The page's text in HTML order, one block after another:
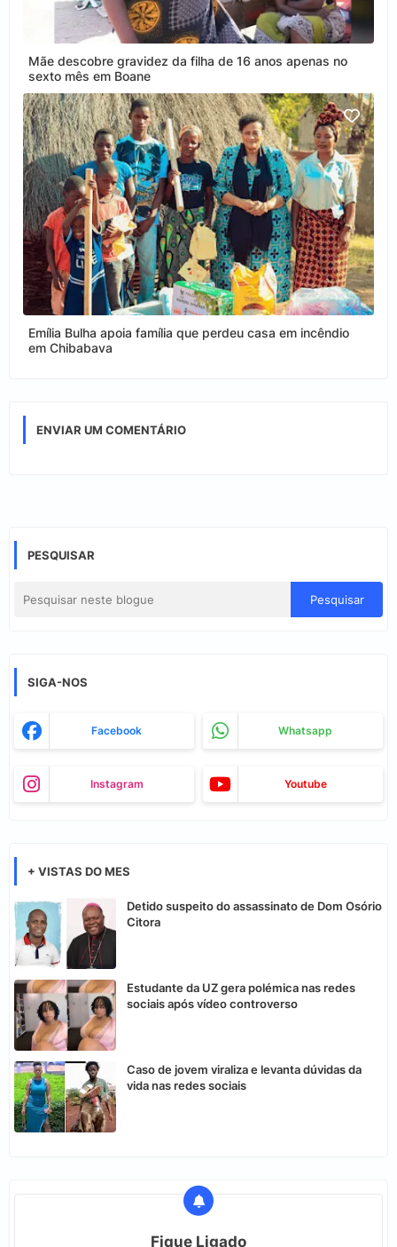
Mãe descobre gravidez da filha de 16 anos apenas no
sexto mês em Boane
Emília Bulha apoia família que perdeu casa em incêndio
em Chibabava
ENVIAR UM COMENTÁRIO
PESQUISAR
SIGA-NOS
Facebook Whatsapp
Instagram Youtube
+ VISTAS DO MES
Detido suspeito do assassinato de Dom Osório
Citora
Estudante da UZ gera polémica nas redes
sociais após vídeo controverso
Caso de jovem viraliza e levanta dúvidas da
vida nas redes sociais
Fique Ligado